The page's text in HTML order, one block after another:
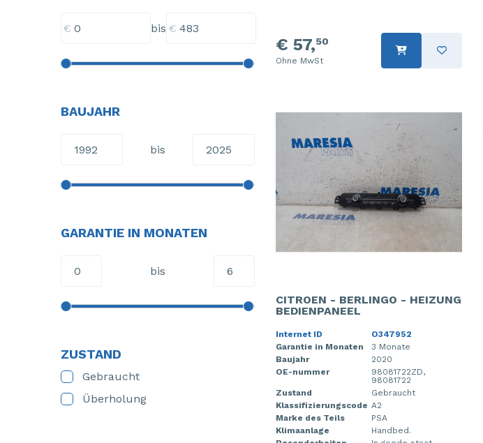
€ bis €
BAUJAHR
bis
GARANTIE IN MONATEN
bis
ZUSTAND
Gebraucht
Überholung
€ 57,50
Ohne MwSt
CITROEN - BERLINGO - HEIZUNG
BEDIENPANEEL
Internet ID
O347952
Garantie in Monaten
3 Monate
Baujahr
2020
OE-nummer
98081722ZD,
98081722
Zustand
Gebraucht
Klassifizierungscode A2
Marke des Teils
PSA
Klimaanlage
Handbed.